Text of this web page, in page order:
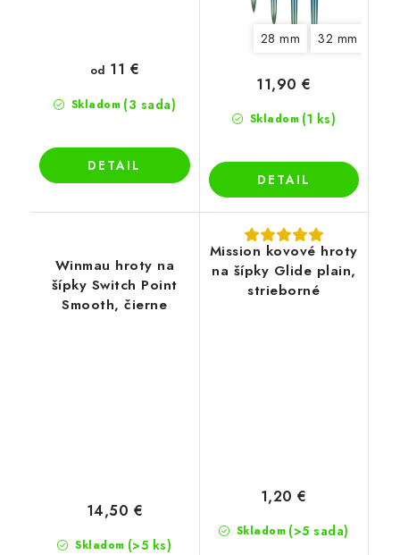
Skladom (3 sada)
od 11 €
DETAIL
28 mm 32 mm
Skladom (1 ks)
11,90 €
DETAIL
Winmau hroty na
šípky Switch Point
Smooth, čierne
Skladom (>5 ks)
14,50 €
Mission kovové hroty
na šípky Glide plain,
strieborné
Skladom (>5 sada)
1,20 €